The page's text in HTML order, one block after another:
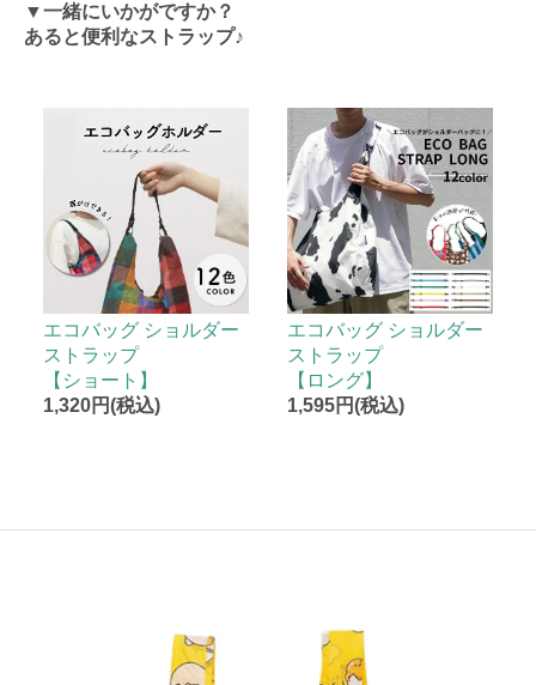
▼一緒にいかがですか？
あると便利なストラップ♪
エコバッグ ショルダー
ストラップ
【ショート】
1,320円(税込)
エコバッグ ショルダー
ストラップ
【ロング】
1,595円(税込)